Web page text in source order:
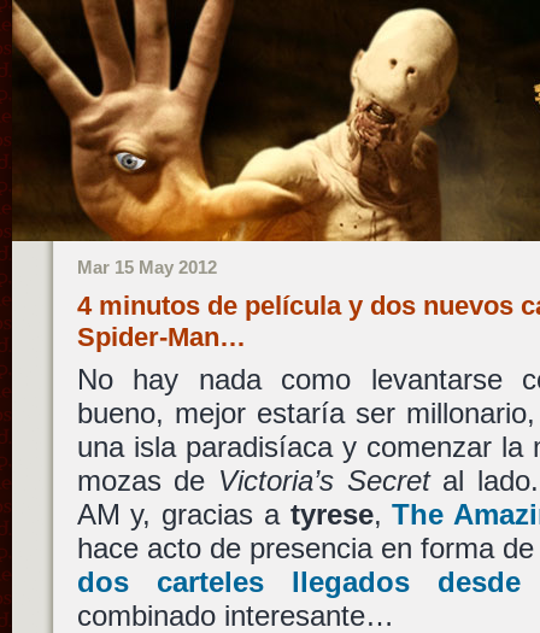
Mar 15 May 2012
4 minutos de película y dos nuevos
Spider-Man…
No hay nada como levantarse
bueno, mejor estaría ser
una isla paradisíaca y comenzar la
mozas de Victoria’s Secretal
AM y, gracias a tyrese,The
hace acto de presencia en forma
dos carteles llegados desde
combinado interesante…